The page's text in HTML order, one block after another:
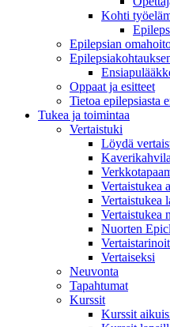
Kohti
Epilepsian
Oppaat ja esitteet
Tietoa epilepsiasta
Tukea ja toimintaa
Vertaistuki
Löydä
Kaverikahvila
Vertaistukea
Vertaistukea
Vertaistukea
Nuorten
Vertaiseksi
Neuvonta
Tapahtumat
Kurssit
Kurssit